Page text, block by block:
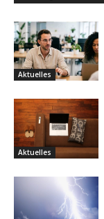
Aktuelles
Aktuelles